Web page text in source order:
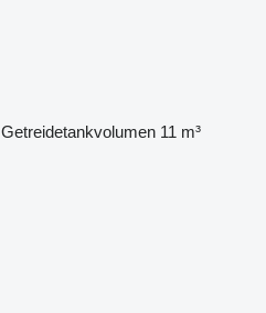
Getreidetankvolumen 11 m³